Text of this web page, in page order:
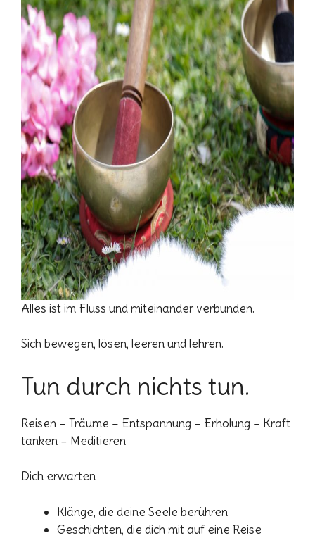
Alles ist im Fluss und miteinander verbunden.
Sich bewegen, lösen, leeren und lehren.
Tun durch nichts tun.
Reisen – Träume – Entspannung – Erholung – Kraft
tanken – Meditieren
Dich erwarten
Klänge, die deine Seele berühren
Geschichten, die dich mit auf eine Reise